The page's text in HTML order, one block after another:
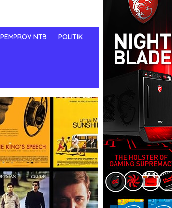
PEMPROV NTB POLITIK